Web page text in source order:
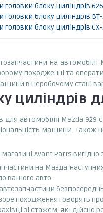
головки блоку циліндрів 626
головки блоку циліндрів
головки блоку циліндрів
на
походженні та
в неробочому стані
циліндрів
автомобіля Mazda
машини. Також
Avant.Parts вигідно
на Мазда
вашого авто.
походження говорять
зі стажем, які дійсно